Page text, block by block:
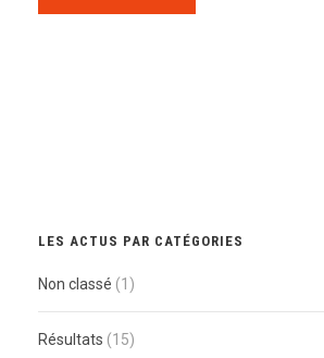
LES ACTUS PAR CATÉGORIES
Non classé (1)
Résultats (15)